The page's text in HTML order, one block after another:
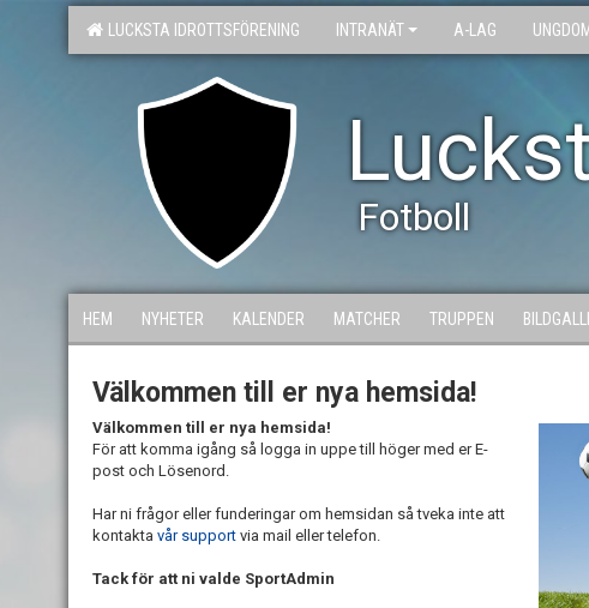
LUCKSTA IDROTTSFÖRENING INTRANÄT A-LAG
Fotboll
HEM NYHETER KALENDER MATCHER TRUPPEN
Välkommen till er nya hemsida!
Välkommen till er nya hemsida!
För att komma igång så logga in uppe till höger med er E-
post och Lösenord.
Har ni frågor eller funderingar om hemsidan så tveka inte att
kontakta vår support via mail eller telefon.
Tack för att ni valde SportAdmin